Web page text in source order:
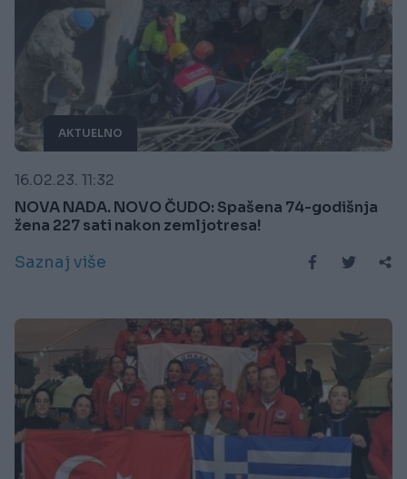
AKTUELNO
16.02.23. 11:32
NOVA NADA. NOVO ČUDO: Spašena 74-godišnja
žena 227 sati nakon zemljotresa!
Saznaj više